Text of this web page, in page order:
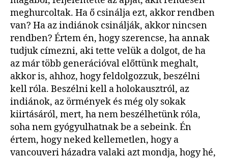
meghurcoltak. Ha ő csinálja ezt, akkor rendben
van? Ha az indiánok csinálják, akkor nincsen
rendben? Értem én, hogy szerencse, ha annak
tudjuk címezni, aki tette velük a dolgot, de ha
az már több generációval előttünk meghalt,
akkor is, ahhoz, hogy feldolgozzuk, beszélni
kell róla. Beszélni kell a holokausztról, az
indiánok, az örmények és még oly sokak
kiirtásáról, mert, ha nem beszélhetünk róla,
soha nem gyógyulhatnak be a sebeink. Én
értem, hogy neked kellemetlen, hogy a
vancouveri házadra valaki azt mondja, hogy hé,